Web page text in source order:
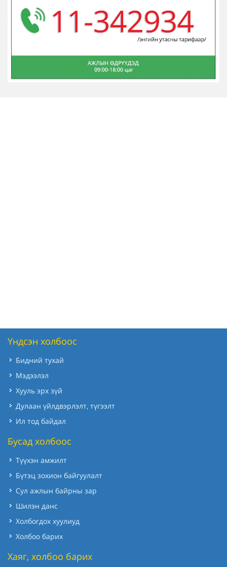
Үндсэн холбоос
Бидний тухай
Мэдээлэл
Хууль эрх зүй
Дулаан үйлдвэрлэлт, түгээлт
Ил тод байдал
Бусад холбоос
Түүхэн амжилт
Бүтэц зохион байгуулалт
Сул ажлын байрны зар
Шилэн данс
Холбогдох хуулиуд
Холбоо барих
Хаяг, холбоо барих